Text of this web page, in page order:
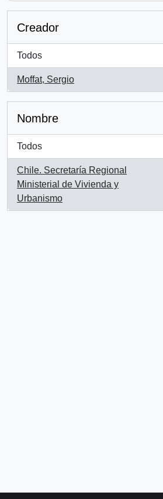
Creador
Todos
Moffat, Sergio
, 1 resultados
Nombre
Todos
Chile. Secretaría Regional
Ministerial de Vivienda y
Urbanismo
, 1 resultados